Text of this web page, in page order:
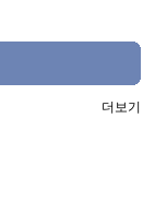
더보기